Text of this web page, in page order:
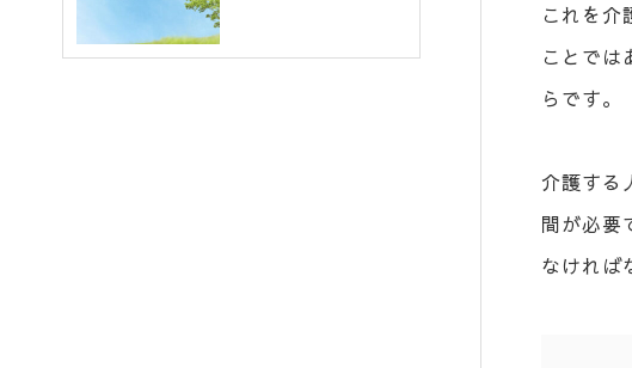
これを介
ことでは
らです。
介護する
間が必要
なければ